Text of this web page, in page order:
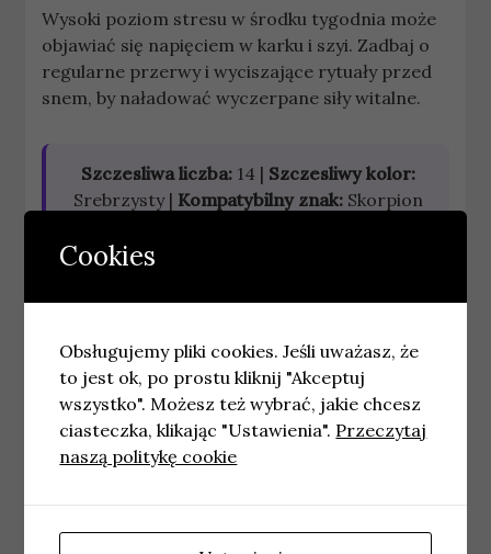
Wysoki poziom stresu w środku tygodnia może
objawiać się napięciem w karku i szyi. Zadbaj o
regularne przerwy i wyciszające rytuały przed
snem, by naładować wyczerpane siły witalne.
Szczesliwa liczba:14 | Szczesliwy kolor:
Srebrzysty | Kompatybilny znak:Skorpion
Poprzedni horoskop
Zobacz inne okresy dla tego znaku:
Dzienny Tygodniowy
Miesieczny
Roczny
Sprawdz horoskopy dla innych
znakow:
Cookies
Obsługujemy pliki cookies. Jeśli uważasz, że
to jest ok, po prostu kliknij "Akceptuj
wszystko". Możesz też wybrać, jakie chcesz
ciasteczka, klikając "Ustawienia". Przeczytaj
naszą politykę cookie